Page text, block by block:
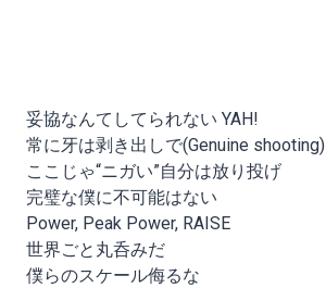
妥協なんてしてられない YAH!
常に牙は剥き出しで(Genuine shooting)
ここじゃ“ニガい”自分は放り投げ
完璧な僕に不可能はない
Power, Peak Power, RAISE
世界ごと丸呑みだ
僕らのスケール侮るな